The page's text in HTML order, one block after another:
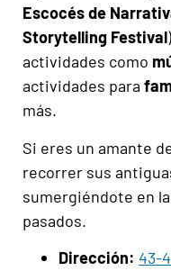
Escocés de
Storytelling Festival
actividades como
actividades para
más.
Si eres un amante
recorrer sus
sumergiéndote en
pasados.
Dirección: 43-